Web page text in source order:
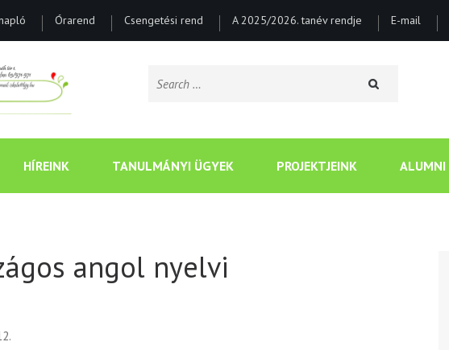
Órarend Csengetési rend A 2025/2026. tanév rendje E-mail
Search
HÍREINK TANULMÁNYI ÜGYEK PROJEKTJEINK ALUMNI
angol nyelvi